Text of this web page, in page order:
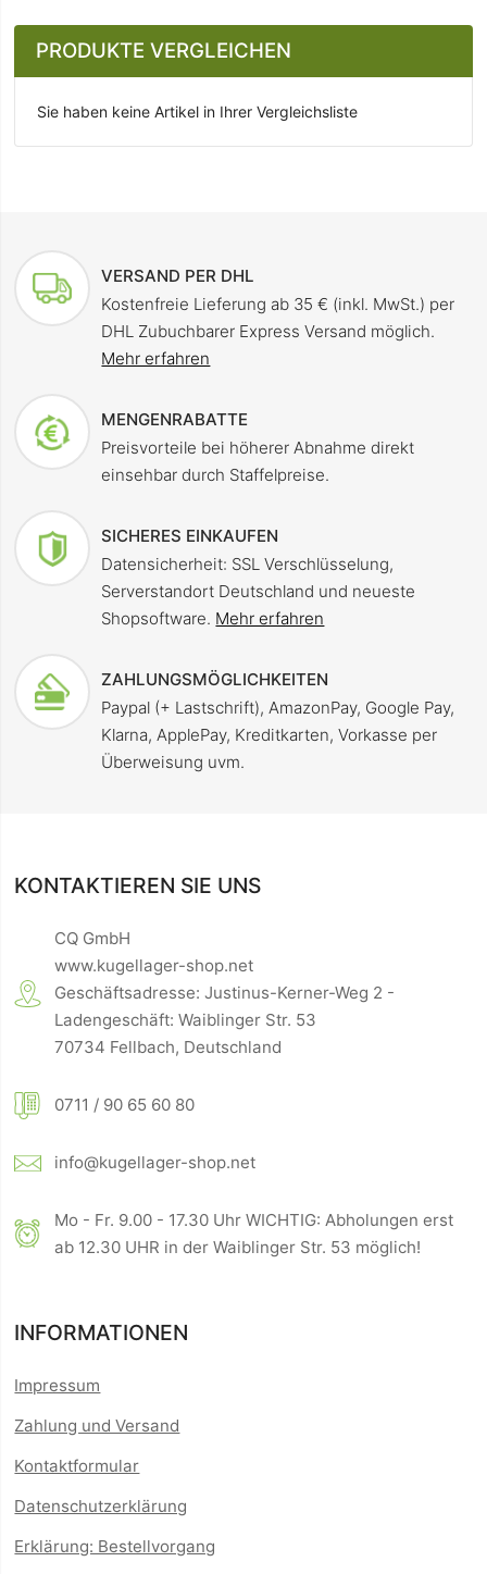
PRODUKTE VERGLEICHEN
Sie haben keine Artikel in Ihrer Vergleichsliste
VERSAND PER DHL
Kostenfreie Lieferung ab 35 € (inkl. MwSt.) per
DHL Zubuchbarer Express Versand möglich.
Mehr erfahren
MENGENRABATTE
Preisvorteile bei höherer Abnahme direkt
einsehbar durch Staffelpreise.
SICHERES EINKAUFEN
Datensicherheit: SSL Verschlüsselung,
Serverstandort Deutschland und neueste
Shopsoftware. Mehr erfahren
ZAHLUNGSMÖGLICHKEITEN
Paypal (+ Lastschrift), AmazonPay, Google Pay,
Klarna, ApplePay, Kreditkarten, Vorkasse per
Überweisung uvm.
KONTAKTIEREN SIE UNS
CQ GmbH
www.kugellager-shop.net
Geschäftsadresse: Justinus-Kerner-Weg 2 -
Ladengeschäft: Waiblinger Str. 53
70734 Fellbach, Deutschland
0711 / 90 65 60 80
info@kugellager-shop.net
Mo - Fr. 9.00 - 17.30 Uhr WICHTIG: Abholungen erst
ab 12.30 UHR in der Waiblinger Str. 53 möglich!
INFORMATIONEN
Impressum
Zahlung und Versand
Kontaktformular
Datenschutzerklärung
Erklärung: Bestellvorgang